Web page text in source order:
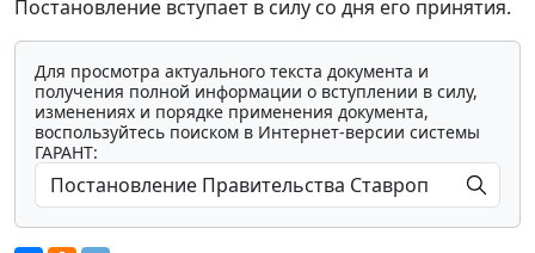
Постановление вступает в силу со дня его принятия.
Для просмотра актуального текста документа и
получения полной информации о вступлении в силу,
изменениях и порядке применения документа,
воспользуйтесь поиском в Интернет-версии системы
ГАРАНТ: